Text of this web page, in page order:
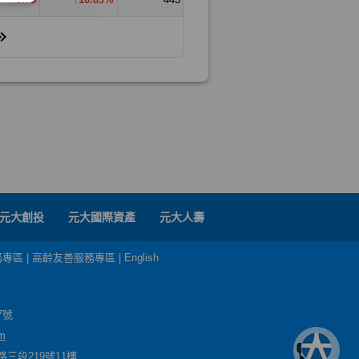
元大創投 元大國際資產 元大人壽
區 高齡友善服務專區 English
號
三段219號11樓